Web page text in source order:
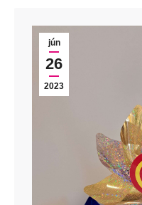
jún
26
2023